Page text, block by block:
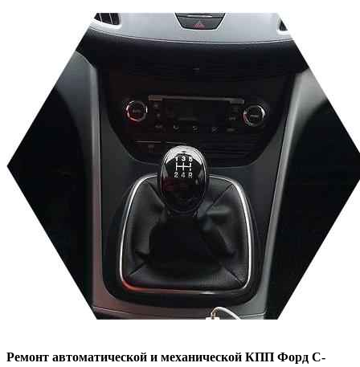
Ремонт автоматической и механической КПП Форд С-